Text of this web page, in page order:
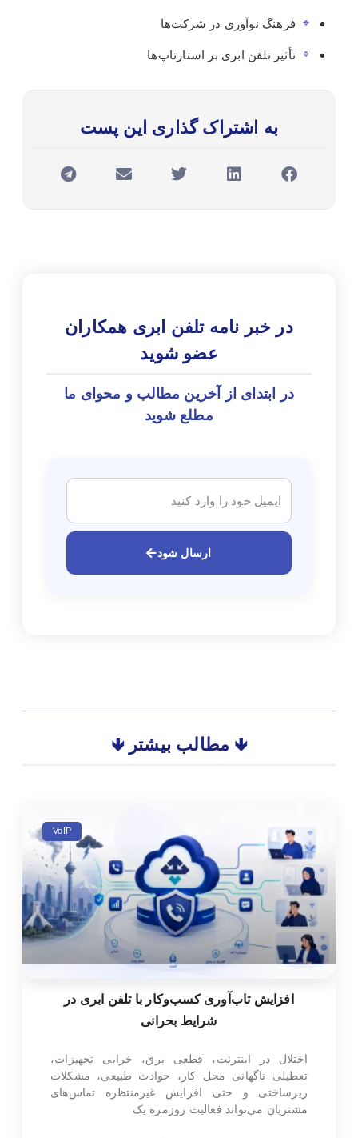
فرهنگ نوآوری در شرکت‌ها
تأثیر تلفن ابری بر استارتاپ‌ها
به اشتراک گذاری این پست
در خبر نامه تلفن ابری همکاران
عضو شوید
در ابتدای از آخرین مطالب و محوای ما
مطلع شوید
ارسال شود
🡻 مطالب بیشتر 🡻
VoIP
افزایش تاب‌آوری کسب‌وکار با تلفن ابری در
شرایط بحرانی
اختلال در اینترنت، قطعی برق، خرابی تجهیزات،
تعطیلی ناگهانی محل کار، حوادث طبیعی، مشکلات
زیرساختی و حتی افزایش غیرمنتظره تماس‌های
مشتریان می‌تواند فعالیت روزمره یک